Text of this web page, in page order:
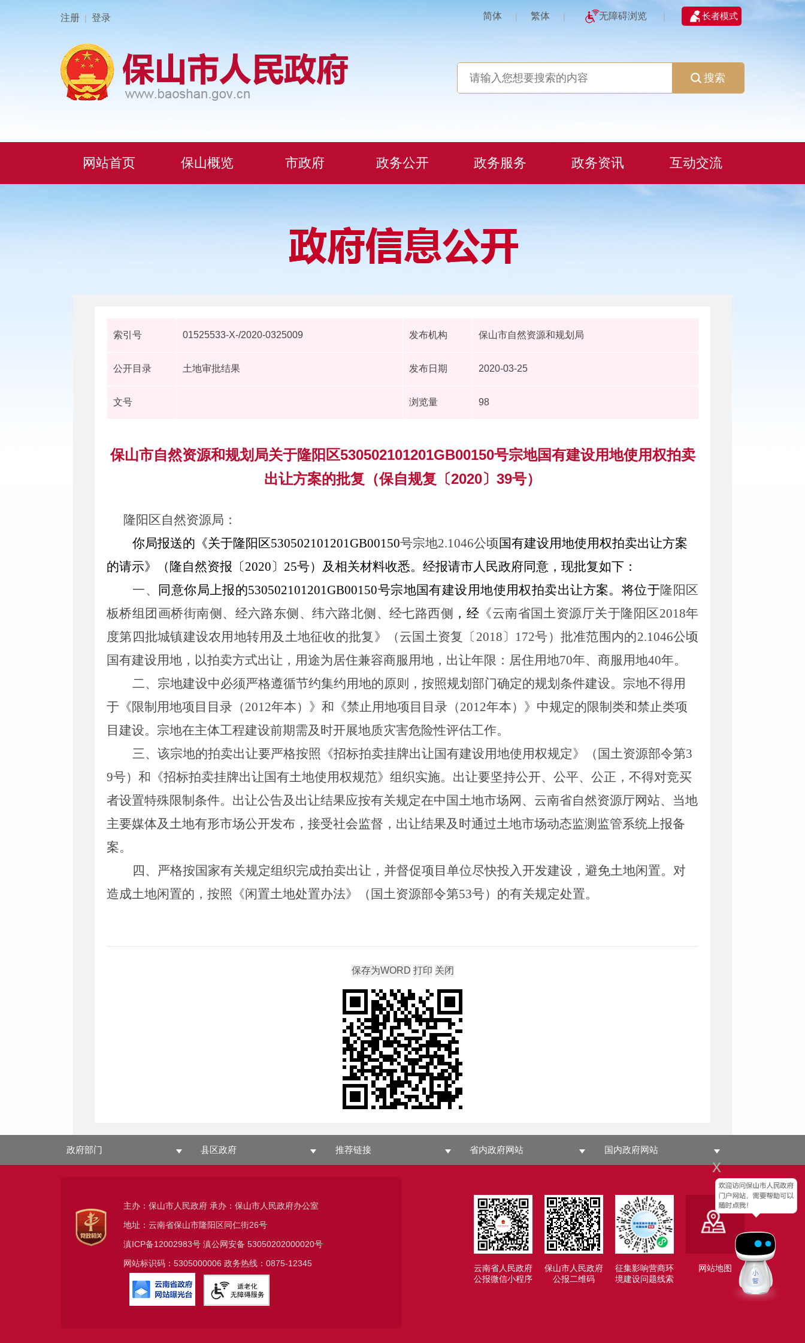
注册 | 登录 简体 | 繁体 | 无障碍浏览 | 长者模式
x
搜索
网站首页 保山概览 市政府 政务公开 政务服务 政务资讯 互动交流
索引号 01525533-X-/2020-0325009 发布机构 保山市自然资源和规划局
公开目录 土地审批结果 发布日期 2020-03-25
文号 浏览量 98
保山市自然资源和规划局关于隆阳区530502101201GB00150号宗地国有建设用地使用权拍卖
出让方案的批复（保自规复〔2020〕39号）
隆阳区自然资源局 ：
你局报送的《关于隆阳区530502101201GB00150号宗地2.1046公顷国有建设用地使用权拍卖出让方案
的请示》（ 隆自然资报 〔2020〕 25号）及相关材料收悉。经报请市人民政府同意，现批复如下：
一、
同意你局上报的530502101201GB00150号宗地国有建设用地使用权拍卖出让方案。 将位于隆阳区
板桥组团画桥街南侧、经六路东侧、纬六路北侧、经七路西侧 ，经 《云南省国土资源厅关于隆阳区2018年
度第四批城镇建设农用地转用及土地征收的批复》（云国土资复〔 2018〕 172号）批准范围内的2.1046公顷
国有建设用地 ， 以拍卖方式出让 ， 用途为居住兼容商服用地 ，出让年限 ：居住用地70年、商服用地40年。
二、宗地建设中必须严格遵循节约集约用地的原则，按照规划部门确定的规划条件建设。宗地不得用
于《限制用地项目目录（2012年本）》和《禁止用地项目目录（2012年本）》中规定的限制类和禁止类项
目建设。 宗地在主体工程建设前期需及时开展地质灾害危险性评估工作。
三、该宗地的拍卖出让要严格按照《招标拍卖挂牌出让国有建设用地使用权规定》（国土资源部令第3
9号）和《招标拍卖挂牌出让国有土地使用权规范》组织实施。 出让要坚持公开、公平、公正，不得对竞买
者设置特殊限制条件。出让公告及出让结果应按有关规定在中国土地市场网、云南省自然资源厅网站、当地
主要媒体及土地有形市场公开发布，接受社会监督，出让结果及时通过土地市场动态监测监管系统上报备
案。
四、严格按国家有关规定组织完成拍卖出让 ，并督促项目单位尽快投入开发建设，避免土地闲置。对
造成土地闲置的，按照《闲置土地处置办法》（国土资源部令第53号）的有关规定处置。
政府部门 县区政府 推荐链接 省内政府网站 国内政府网站
云南省人民政府
公报微信小程序
保山市人民政府
公报二维码
征集影响营商环
境建设问题线索
网站地图
主办：保山市人民政府 承办：保山市人民政府办公室
地址：云南省保山市隆阳区同仁街26号
滇ICP备12002983号滇公网安备 53050202000020号
网站标识码：5305000006 政务热线：0875-12345